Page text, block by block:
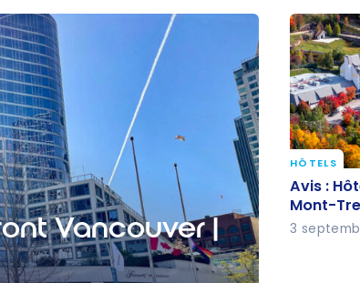
Vancouver |
Avis :
Mont-
HÔTELS
Avis :
Mont-
3